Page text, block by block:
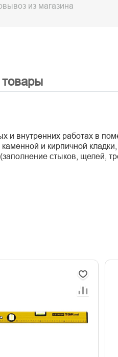
из магазина
работах в
и кирпичной
стыков, щелей,